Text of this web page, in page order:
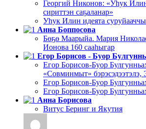
Георгий Никонов: «Уһук
сириттэн саҕаланар»
Уһук Илин идеята
Анна Боппосова
Бөҕө Маарыйа. Мария
Ионова 160 сааһыгар
Егор Борисов - Буор
Егор Борисов-Буор
«Совминмыт» бэрэсэдээтэлэ,
Егор Борисов-Буор
Егор Борисов-Буор
Анна Борисова
Витус Беринг и Якутия